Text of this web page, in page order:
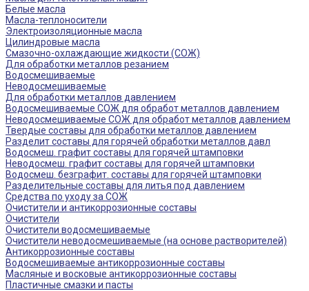
Белые масла
Масла-теплоносители
Электроизоляционные масла
Цилиндровые масла
Смазочно-охлаждающие жидкости (СОЖ)
Для обработки металлов резанием
Водосмешиваемые
Неводосмешиваемые
Для обработки металлов давлением
Водосмешиваемые СОЖ для обработ металлов давлением
Неводосмешиваемые СОЖ для обработ металлов давлением
Твердые составы для обработки металлов давлением
Разделит составы для горячей обработки металлов давл
Водосмеш. графит составы для горячей штамповки
Неводосмеш. графит составы для горячей штамповки
Водосмеш. безграфит. составы для горячей штамповки
Разделительные составы для литья под давлением
Средства по уходу за СОЖ
Очистители и антикоррозионные составы
Очистители
Очистители водосмешиваемые
Очистители неводосмешиваемые (на основе растворителей)
Антикоррозионные составы
Водосмешиваемые антикоррозионные составы
Масляные и восковые антикоррозионные составы
Пластичные смазки и пасты